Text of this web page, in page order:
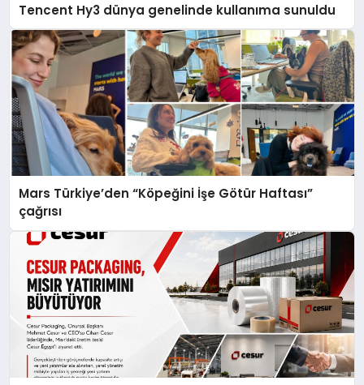
Tencent Hy3 dünya genelinde kullanıma sunuldu
Mars Türkiye’den “Köpeğini İşe Götür Haftası”
çağrısı